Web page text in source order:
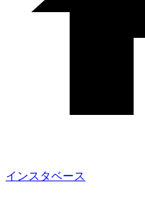
インスタベース